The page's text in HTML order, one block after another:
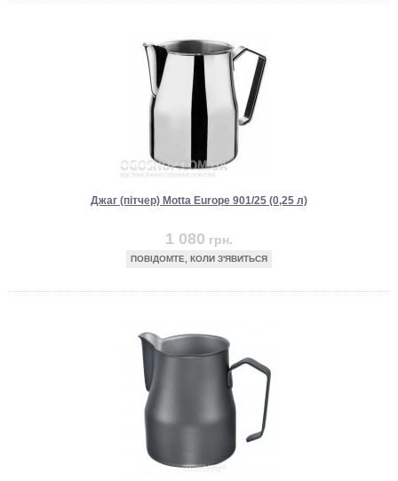
Джаг (пітчер) Motta Europe 901/25 (0,25 л)
1 080 грн.
ПОВІДОМТЕ, КОЛИ З'ЯВИТЬСЯ